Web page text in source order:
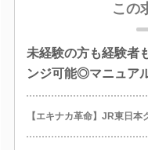
この
未経験の方も経験者
ンジ可能◎マニュア
【エキナカ革命】JR東日